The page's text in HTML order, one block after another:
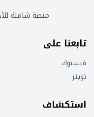
منصة شاملة
تابعنا على
فيسبوك
تويتر
استكشاف